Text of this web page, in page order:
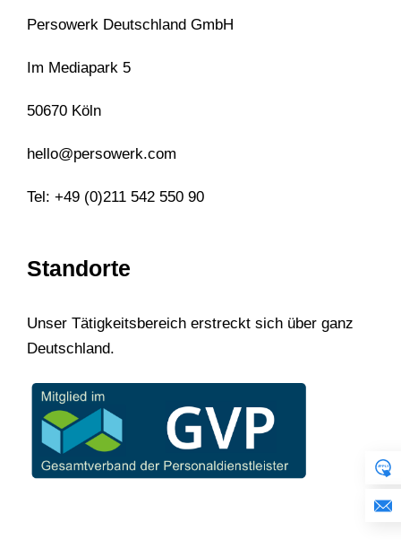
Persowerk Deutschland GmbH
Im Mediapark 5
50670 Köln
hello@persowerk.com
Tel: +49 (0)211 542 550 90
Standorte
Unser Tätigkeitsbereich erstreckt sich über ganz
Deutschland.